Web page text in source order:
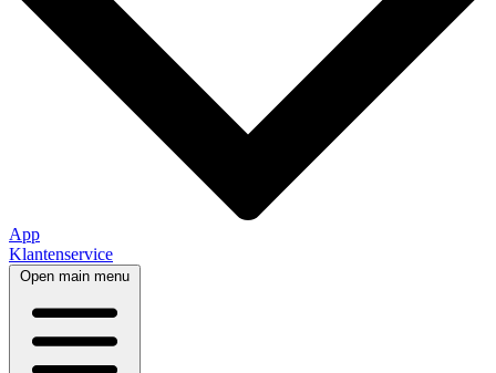
App
Klantenservice
Open main menu